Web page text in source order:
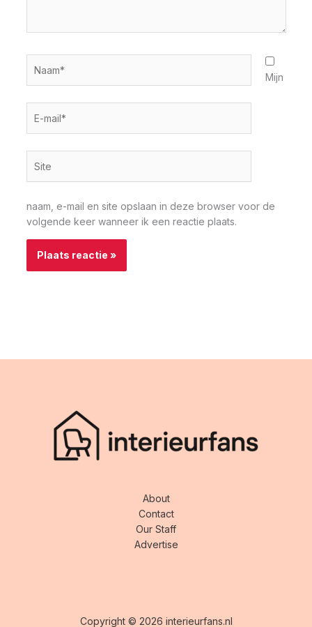
mail*
Mijn
naam, e-mail en site opslaan in deze browser voor de
volgende keer wanneer ik een reactie plaats.
About
Contact
Our Staff
Advertise
Copyright © 2026 interieurfans.nl